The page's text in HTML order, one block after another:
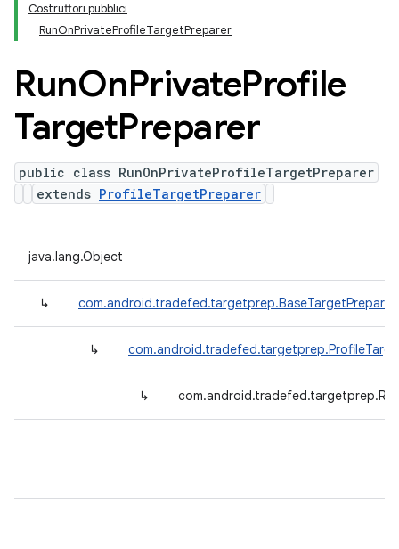
Costruttori pubblici
RunOnPrivateProfileTargetPreparer
RunOnPrivateProfile
TargetPreparer
public class RunOnPrivateProfileTargetPreparer
extends ProfileTargetPreparer
java.lang.Object
↳ com.android.tradefed.targetprep.BaseTargetPreparer
↳
↳